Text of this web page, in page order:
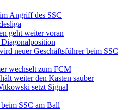
Angriff des SSC
geht weiter voran
neuer Geschäftsführer beim SSC
wechselt zum FCM
weiter den Kasten sauber
setzt Signal
SSC am Ball